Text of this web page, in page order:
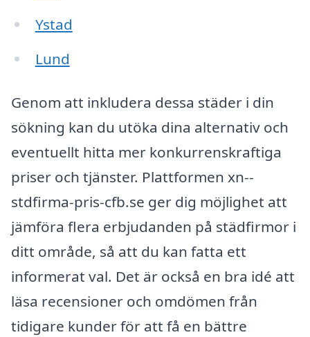
Ystad
Lund
Genom att inkludera dessa städer i din
sökning kan du utöka dina alternativ och
eventuellt hitta mer konkurrenskraftiga
priser och tjänster. Plattformen xn--
stdfirma-pris-cfb.se ger dig möjlighet att
jämföra flera erbjudanden på städfirmor i
ditt område, så att du kan fatta ett
informerat val. Det är också en bra idé att
läsa recensioner och omdömen från
tidigare kunder för att få en bättre